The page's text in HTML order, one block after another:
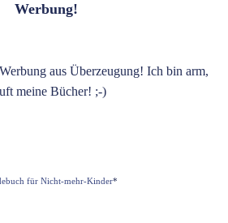
Werbung!
aus Überzeugung! Ich bin arm,
meine Bücher! ;-)
für Nicht-mehr-Kinder*